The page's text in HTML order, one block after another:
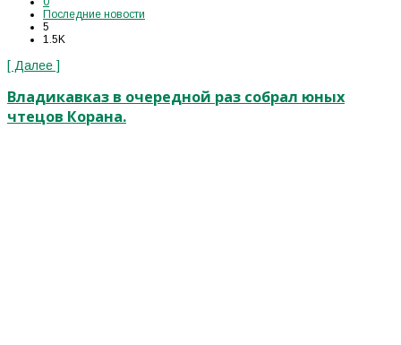
Последние новости
5
1.5K
[ Далее ]
Владикавказ в очередной раз собрал юных
чтецов Корана.